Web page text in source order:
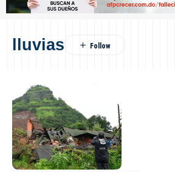
lluvias